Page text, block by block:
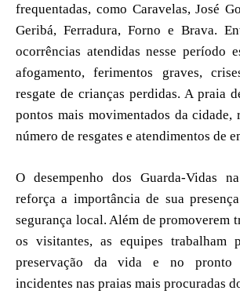
frequentadas, como Caravelas, José
Geribá, Ferradura, Forno e Brava.
ocorrências atendidas nesse período
afogamento, ferimentos graves,
resgate de crianças perdidas. A praia
pontos mais movimentados da
número de resgates e atendimentos de
O desempenho dos Guarda-Vidas
reforça a importância de sua
segurança local. Além de promoverem
os visitantes, as equipes trabalham
preservação da vida e no pronto
incidentes nas praias mais procuradas